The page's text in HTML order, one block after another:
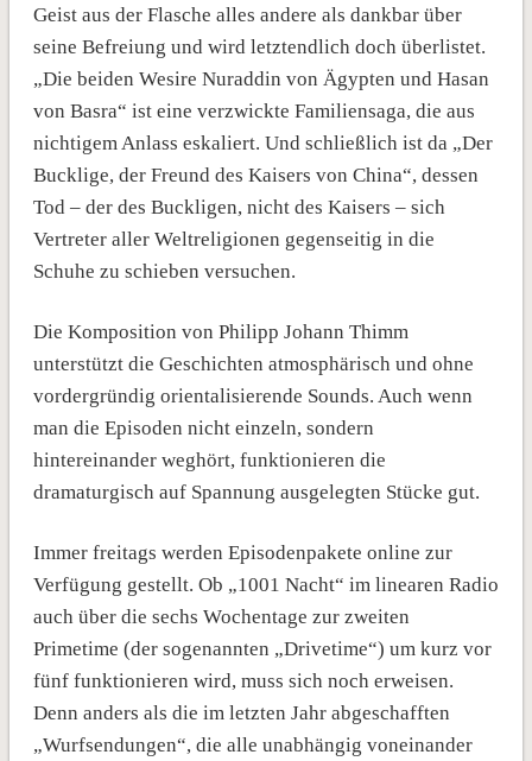
Geist aus der Flasche alles andere als dankbar über
seine Befreiung und wird letztendlich doch überlistet.
„Die beiden Wesire Nuraddin von Ägypten und Hasan
von Basra“ ist eine verzwickte Familiensaga, die aus
nichtigem Anlass eskaliert. Und schließlich ist da „Der
Bucklige, der Freund des Kaisers von China“, dessen
Tod – der des Buckligen, nicht des Kaisers – sich
Vertreter aller Weltreligionen gegenseitig in die
Schuhe zu schieben versuchen.
Die Komposition von Philipp Johann Thimm
unterstützt die Geschichten atmosphärisch und ohne
vordergründig orientalisierende Sounds. Auch wenn
man die Episoden nicht einzeln, sondern
hintereinander weghört, funktionieren die
dramaturgisch auf Spannung ausgelegten Stücke gut.
Immer freitags werden Episodenpakete online zur
Verfügung gestellt. Ob „1001 Nacht“ im linearen Radio
auch über die sechs Wochentage zur zweiten
Primetime (der sogenannten „Drivetime“) um kurz vor
fünf funktionieren wird, muss sich noch erweisen.
Denn anders als die im letzten Jahr abgeschafften
„Wurfsendungen“, die alle unabhängig voneinander